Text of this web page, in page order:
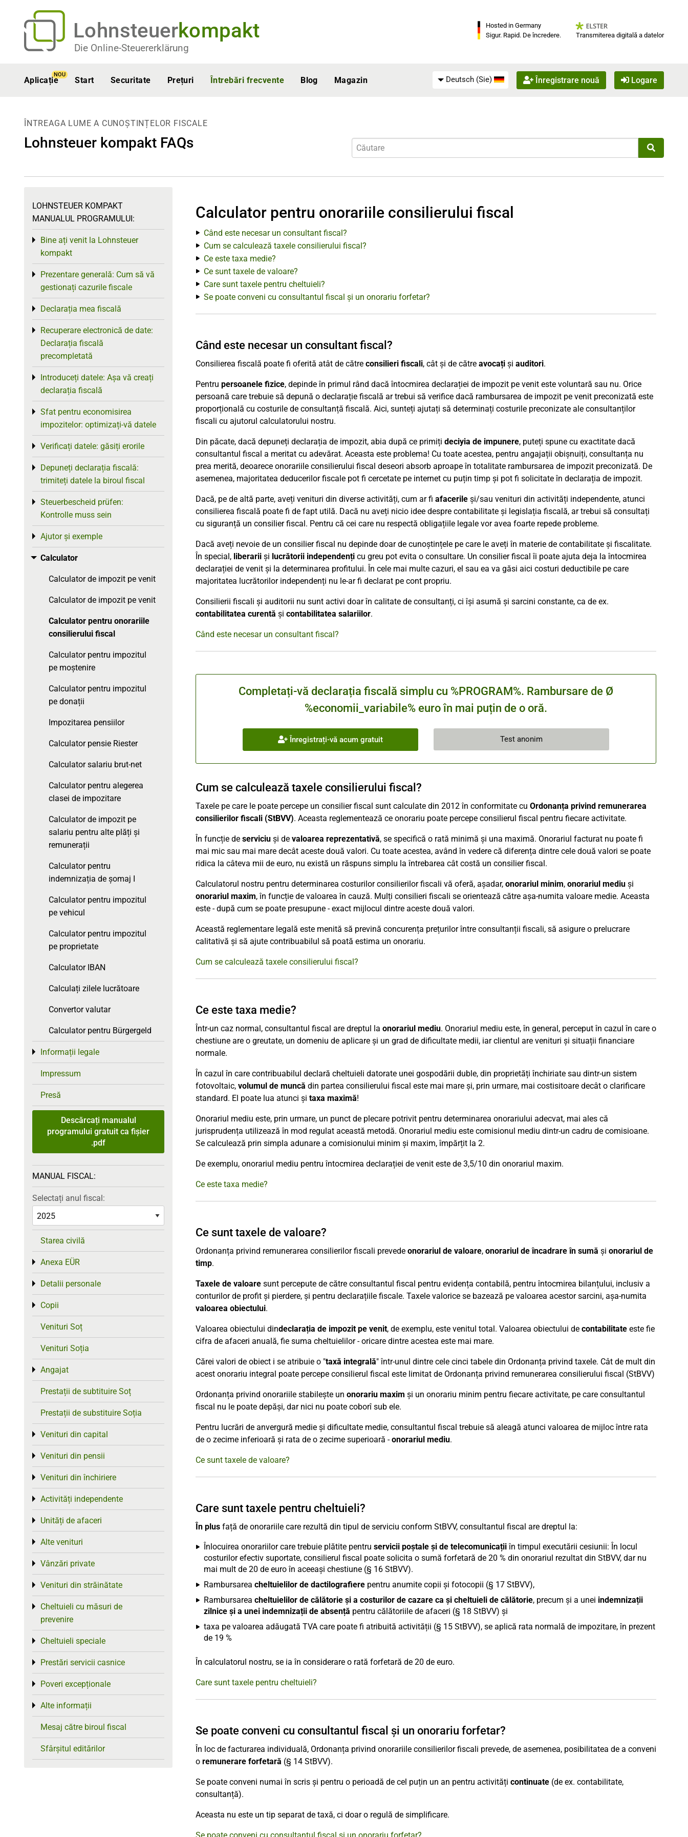
Lohnsteuerkompakt
Die Online-Steuererklärung
Hosted in Germany
Sigur. Rapid. De încredere.
Transmiterea digitală a datelor
Aplicație
NOU
Start Securitate Prețuri Întrebări frecvente Blog Magazin Deutsch (Sie) Înregistrare nouă Logare
ÎNTREAGA LUME A CUNOȘTINȚELOR FISCALE
Lohnsteuer kompakt FAQs
Calculator pentru onorariile consilierului fiscal
Când este necesar un consultant fiscal?
Cum se calculează taxele consilierului fiscal?
Ce este taxa medie?
Ce sunt taxele de valoare?
Care sunt taxele pentru cheltuieli?
Se poate conveni cu consultantul fiscal și un onorariu forfetar?
Când este necesar un consultant fiscal?
Consilierea fiscală poate fi oferită atât de către consilieri fiscali, cât și de către avocați și auditori.
Pentru persoanele fizice, depinde în primul rând dacă întocmirea declarației de impozit pe venit este voluntară sau nu. Orice
persoană care trebuie să depună o declarație fiscală ar trebui să verifice dacă rambursarea de impozit pe venit preconizată este
proporțională cu costurile de consultanță fiscală. Aici, sunteți ajutați să determinați costurile preconizate ale consultanților
fiscali cu ajutorul calculatorului nostru.
Din păcate, dacă depuneți declarația de impozit, abia după ce primiți deciyia de impunere, puteți spune cu exactitate dacă
consultantul fiscal a meritat cu adevărat. Aceasta este problema! Cu toate acestea, pentru angajații obișnuiți, consultanța nu
prea merită, deoarece onorariile consilierului fiscal deseori absorb aproape în totalitate rambursarea de impozit preconizată. De
asemenea, majoritatea deducerilor fiscale pot fi cercetate pe internet cu puțin timp și pot fi solicitate în declarația de impozit.
Dacă, pe de altă parte, aveți venituri din diverse activități, cum ar fi afacerile și/sau venituri din activități independente, atunci
consilierea fiscală poate fi de fapt utilă. Dacă nu aveți nicio idee despre contabilitate și legislația fiscală, ar trebui să consultați
cu siguranță un consilier fiscal. Pentru că cei care nu respectă obligațiile legale vor avea foarte repede probleme.
Dacă aveți nevoie de un consilier fiscal nu depinde doar de cunoștințele pe care le aveți în materie de contabilitate și fiscalitate.
În special, liberarii și lucrătorii independenți cu greu pot evita o consultare. Un consilier fiscal îi poate ajuta deja la întocmirea
declarației de venit și la determinarea profitului. În cele mai multe cazuri, el sau ea va găsi aici costuri deductibile pe care
majoritatea lucrătorilor independenți nu le-ar fi declarat pe cont propriu.
Consilierii fiscali și auditorii nu sunt activi doar în calitate de consultanți, ci își asumă și sarcini constante, ca de ex.
contabilitatea curentă și contabilitatea salariilor.
Când este necesar un consultant fiscal?
Completați-vă declarația fiscală simplu cu %PROGRAM%. Rambursare de Ø
%economii_variabile% euro în mai puțin de o oră.
Înregistrați-vă acum gratuit Test anonim
Cum se calculează taxele consilierului fiscal?
Taxele pe care le poate percepe un consilier fiscal sunt calculate din 2012 în conformitate cu Ordonanța privind remunerarea
consilierilor fiscali (StBVV). Aceasta reglementează ce onorariu poate percepe consilierul fiscal pentru fiecare activitate.
În funcție de serviciu și de valoarea reprezentativă, se specifică o rată minimă și una maximă. Onorariul facturat nu poate fi
mai mic sau mai mare decât aceste două valori. Cu toate acestea, având în vedere că diferența dintre cele două valori se poate
ridica la câteva mii de euro, nu există un răspuns simplu la întrebarea cât costă un consilier fiscal.
Calculatorul nostru pentru determinarea costurilor consilierilor fiscali vă oferă, așadar, onorariul minim, onorariul mediu și
onorariul maxim, în funcție de valoarea în cauză. Mulți consilieri fiscali se orientează către așa-numita valoare medie. Aceasta
este - după cum se poate presupune - exact mijlocul dintre aceste două valori.
Această reglementare legală este menită să prevină concurența prețurilor între consultanții fiscali, să asigure o prelucrare
calitativă și să ajute contribuabilul să poată estima un onorariu.
Cum se calculează taxele consilierului fiscal?
Ce este taxa medie?
Într-un caz normal, consultantul fiscal are dreptul la onorariul mediu. Onorariul mediu este, în general, perceput în cazul în care o
chestiune are o greutate, un domeniu de aplicare și un grad de dificultate medii, iar clientul are venituri și situații financiare
normale.
În cazul în care contribuabilul declară cheltuieli datorate unei gospodării duble, din proprietăți închiriate sau dintr-un sistem
fotovoltaic, volumul de muncă din partea consilierului fiscal este mai mare și, prin urmare, mai costisitoare decât o clarificare
standard. El poate lua atunci și taxa maximă!
Onorariul mediu este, prin urmare, un punct de plecare potrivit pentru determinarea onorariului adecvat, mai ales că
jurisprudența utilizează în mod regulat această metodă. Onorariul mediu este comisionul mediu dintr-un cadru de comisioane.
Se calculează prin simpla adunare a comisionului minim și maxim, împărțit la 2.
De exemplu, onorariul mediu pentru întocmirea declarației de venit este de 3,5/10 din onorariul maxim.
Ce este taxa medie?
Ce sunt taxele de valoare?
Ordonanța privind remunerarea consilierilor fiscali prevede onorariul de valoare, onorariul de încadrare în sumă și onorariul de
timp.
Taxele de valoare sunt percepute de către consultantul fiscal pentru evidența contabilă, pentru întocmirea bilanțului, inclusiv a
conturilor de profit și pierdere, și pentru declarațiile fiscale. Taxele valorice se bazează pe valoarea acestor sarcini, așa-numita
valoarea obiectului.
Valoarea obiectului dindeclarația de impozit pe venit, de exemplu, este venitul total. Valoarea obiectului de contabilitate este fie
cifra de afaceri anuală, fie suma cheltuielilor - oricare dintre acestea este mai mare.
Cărei valori de obiect i se atribuie o "taxă integrală" într-unul dintre cele cinci tabele din Ordonanța privind taxele. Cât de mult din
acest onorariu integral poate percepe consilierul fiscal este limitat de Ordonanța privind remunerarea consilierului fiscal (StBVV)
Ordonanța privind onorariile stabilește un onorariu maxim și un onorariu minim pentru fiecare activitate, pe care consultantul
fiscal nu le poate depăși, dar nici nu poate coborî sub ele.
Pentru lucrări de anvergură medie și dificultate medie, consultantul fiscal trebuie să aleagă atunci valoarea de mijloc între rata
de o zecime inferioară și rata de o zecime superioară -onorariul mediu.
Ce sunt taxele de valoare?
Care sunt taxele pentru cheltuieli?
În plus față de onorariile care rezultă din tipul de serviciu conform StBVV, consultantul fiscal are dreptul la:
Înlocuirea onorariilor care trebuie plătite pentru servicii poștale și de telecomunicațiiîn timpul executării cesiunii: În locul
costurilor efectiv suportate, consilierul fiscal poate solicita o sumă forfetară de 20 % din onorariul rezultat din StBVV, dar nu
mai mult de 20 de euro în aceeași chestiune (§ 16 StBVV).
Rambursarea cheltuielilor de dactilografiere pentru anumite copii și fotocopii (§ 17 StBVV),
Rambursarea cheltuielilor de călătorie și a costurilor de cazare ca și cheltuieli de călătorie, precum și a unei indemnizații
zilnice și a unei indemnizații de absență pentru călătoriile de afaceri (§ 18 StBVV) și
taxa pe valoarea adăugată TVA care poate fi atribuită activității (§ 15 StBVV), se aplică rata normală de impozitare, în prezent
de 19 %
În calculatorul nostru, se ia în considerare o rată forfetară de 20 de euro.
Care sunt taxele pentru cheltuieli?
Se poate conveni cu consultantul fiscal și un onorariu forfetar?
În loc de facturarea individuală, Ordonanța privind onorariile consilierilor fiscali prevede, de asemenea, posibilitatea de a conveni
o remunerare forfetară (§ 14 StBVV).
Se poate conveni numai în scris și pentru o perioadă de cel puțin un an pentru activități continuate (de ex. contabilitate,
consultanță).
Aceasta nu este un tip separat de taxă, ci doar o regulă de simplificare.
Se poate conveni cu consultantul fiscal și un onorariu forfetar?
LOHNSTEUER KOMPAKT
MANUALUL PROGRAMULUI:
Bine ați venit la Lohnsteuer
kompakt
Toggle menu
Prezentare generală: Cum să vă
gestionați cazurile fiscale
Toggle menu
Declarația mea fiscală
Toggle menu
Recuperare electronică de date:
Declarația fiscală
precompletată
Toggle menu
Introduceți datele: Așa vă creați
declarația fiscală
Toggle menu
Sfat pentru economisirea
impozitelor: optimizați-vă datele
Toggle menu
Verificați datele: găsiți erorile
Toggle menu
Depuneți declarația fiscală:
trimiteți datele la biroul fiscal
Toggle menu
Steuerbescheid prüfen:
Kontrolle muss sein
Toggle menu
Ajutor și exemple
Toggle menu
Calculator
Toggle menu
Calculator de impozit pe venit
Calculator de impozit pe venit
Calculator pentru onorariile
consilierului fiscal
Calculator pentru impozitul
pe moștenire
Calculator pentru impozitul
pe donații
Impozitarea pensiilor
Calculator pensie Riester
Calculator salariu brut-net
Calculator pentru alegerea
clasei de impozitare
Calculator de impozit pe
salariu pentru alte plăți și
remunerații
Calculator pentru
indemnizația de șomaj I
Calculator pentru impozitul
pe vehicul
Calculator pentru impozitul
pe proprietate
Calculator IBAN
Calculați zilele lucrătoare
Convertor valutar
Calculator pentru Bürgergeld
Informații legale
Toggle menu
Impressum
Presă
Descărcați manualul
programului gratuit ca fișier
.pdf
MANUAL FISCAL:
Selectați anul fiscal:
Starea civilă
Anexa EÜR
Toggle menu
Detalii personale
Toggle menu
Copii
Toggle menu
Venituri Soț
Venituri Soția
Angajat
Toggle menu
Prestații de subtituire Soț
Prestații de substituire Soția
Venituri din capital
Toggle menu
Venituri din pensii
Toggle menu
Venituri din închiriere
Toggle menu
Activități independente
Toggle menu
Unități de afaceri
Toggle menu
Alte venituri
Toggle menu
Vânzări private
Toggle menu
Venituri din străinătate
Toggle menu
Cheltuieli cu măsuri de
prevenire
Toggle menu
Cheltuieli speciale
Toggle menu
Prestări servicii casnice
Toggle menu
Poveri excepționale
Toggle menu
Alte informații
Toggle menu
Mesaj către biroul fiscal
Sfârșitul editărilor